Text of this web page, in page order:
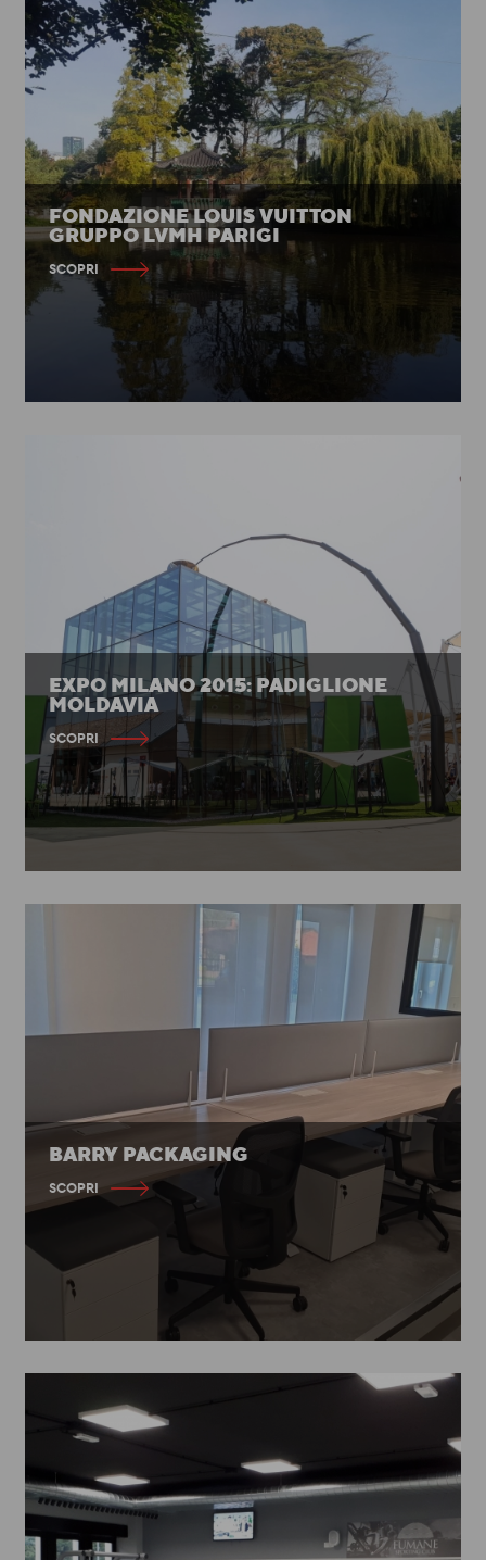
FONDAZIONE LOUIS VUITTON
GRUPPO LVMH PARIGI
SCOPRI
EXPO MILANO 2015: PADIGLIONE
MOLDAVIA
SCOPRI
BARRY PACKAGING
SCOPRI